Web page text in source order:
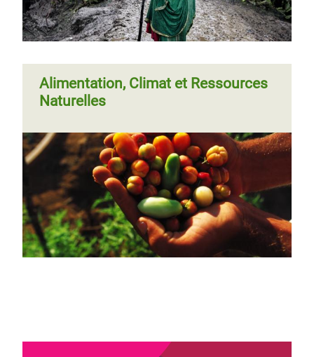
Pagination Page 1 Page
suivante
››
Pagination
Page
‹‹ Page 2Page
››
Alimentation, Climat et Ressources
Naturelles